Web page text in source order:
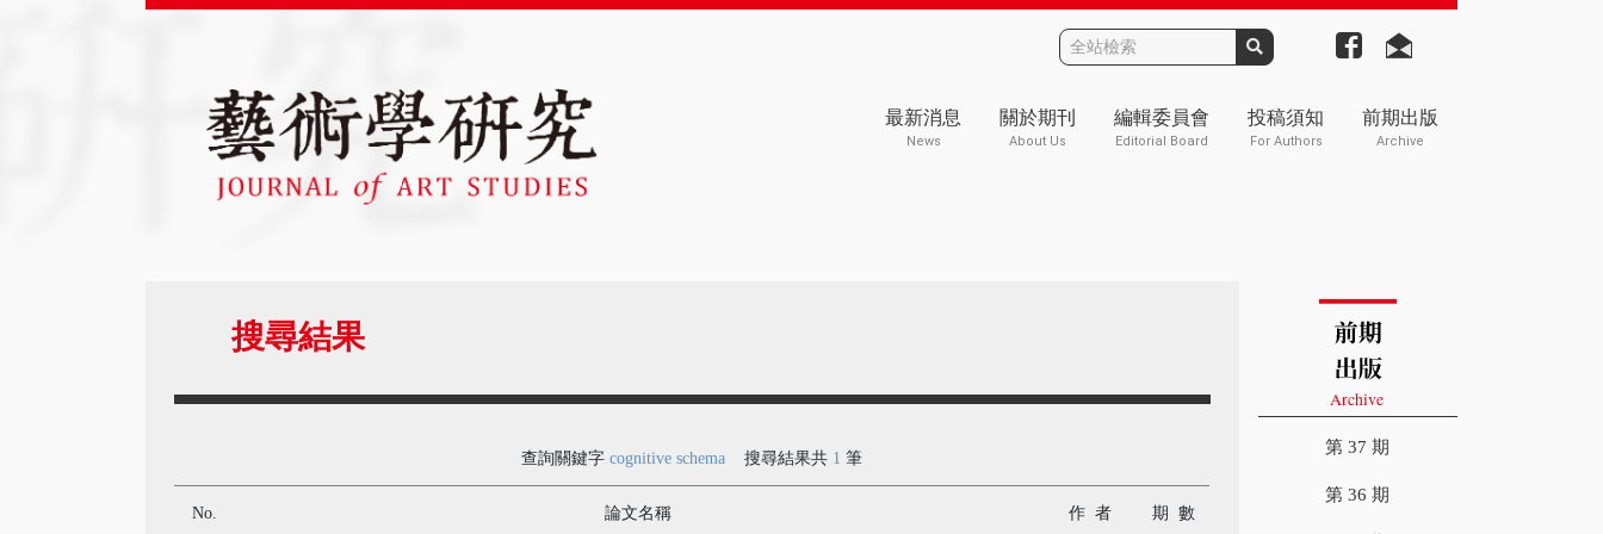
最新消息
News
關於期刊
About Us
編輯委員會
Editorial Board
投稿須知
For Authors
前期出版
Archive
搜尋結果
查詢關鍵字 cognitive schema 搜尋結果共 1 筆
No. 論文名稱 作 者 期 數
第 37 期
第 36 期